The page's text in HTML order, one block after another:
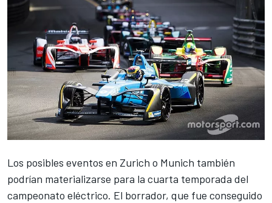
Los posibles eventos en Zurich o Munich también
podrían materializarse para la cuarta temporada del
campeonato eléctrico. El borrador, que fue conseguido